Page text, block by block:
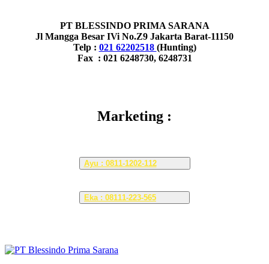
PT BLESSINDO PRIMA SARANA
Jl Mangga Besar IVi No.Z9 Jakarta Barat-11150
Telp : 021 62202518 (Hunting)
Fax : 021 6248730, 6248731
Marketing :
Ayu : 0811-1202-112
Eka : 08111-223-565